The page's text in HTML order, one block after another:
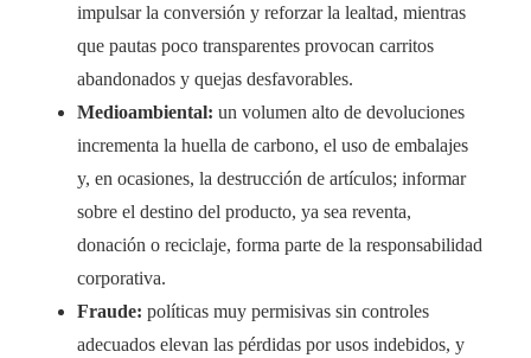
impulsar la conversión y reforzar la lealtad, mientras
que pautas poco transparentes provocan carritos
abandonados y quejas desfavorables.
Medioambiental: un volumen alto de devoluciones
incrementa la huella de carbono, el uso de embalajes
y, en ocasiones, la destrucción de artículos; informar
sobre el destino del producto, ya sea reventa,
donación o reciclaje, forma parte de la responsabilidad
corporativa.
Fraude: políticas muy permisivas sin controles
adecuados elevan las pérdidas por usos indebidos, y